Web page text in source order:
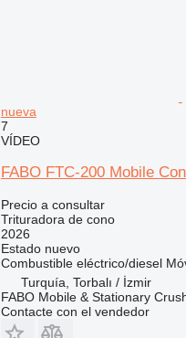
nueva
7
VÍDEO
FABO FTC-200 Mobile
Precio a consultar
Trituradora de cono
2026
Estadonuevo
Combustible eléctrico/diesel
Turquía, Torbalı / İzmir
FABO Mobile & Stationary
Contacte con el vendedor